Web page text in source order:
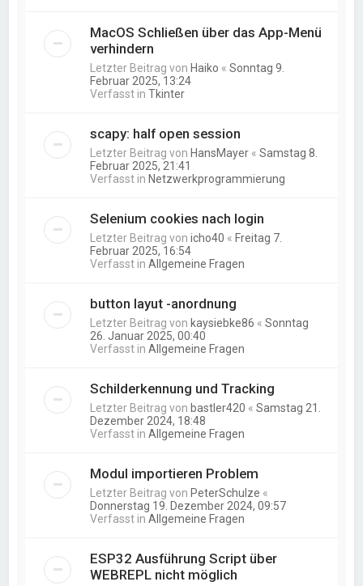
MacOS Schließen über das App-Menü
verhindern
Letzter Beitrag von Haiko «Sonntag 9.
Februar 2025, 13:24
Verfasst inTkinter
scapy: half open session
Letzter Beitrag von HansMayer «Samstag 8.
Februar 2025, 21:41
Verfasst in Netzwerkprogrammierung
Selenium cookies nach login
Letzter Beitrag vonicho40 « Freitag 7.
Februar 2025, 16:54
Verfasst inAllgemeine Fragen
button layut -anordnung
Letzter Beitrag von kaysiebke86 «Sonntag
26. Januar 2025, 00:40
Verfasst inAllgemeine Fragen
Schilderkennung und Tracking
Letzter Beitrag von bastler420 «Samstag 21.
Dezember 2024, 18:48
Verfasst inAllgemeine Fragen
Modul importieren Problem
Letzter Beitrag von PeterSchulze «
Donnerstag 19. Dezember 2024, 09:57
Verfasst inAllgemeine Fragen
ESP32 Ausführung Script über
WEBREPL nicht möglich